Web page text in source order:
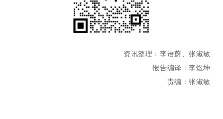
资讯整理：李语蔚、张淑敏
报告编译：李煜坤
责编：张淑敏